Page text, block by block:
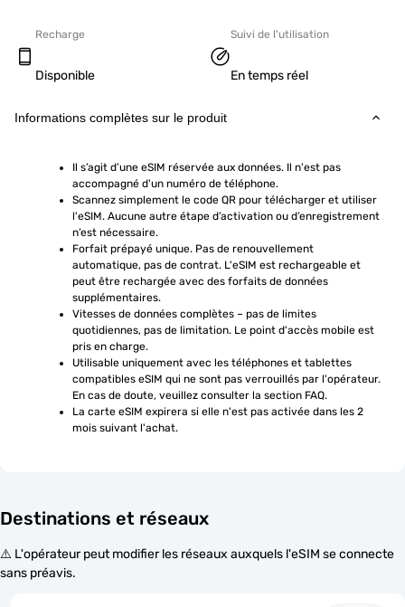
Recharge
Disponible
Suivi de l'utilisation
En temps réel
Informations complètes sur le produit
Il s’agit d’une eSIM réservée aux données. Il n'est pas
accompagné d'un numéro de téléphone.
Scannez simplement le code QR pour télécharger et utiliser
l'eSIM. Aucune autre étape d’activation ou d’enregistrement
n’est nécessaire.
Forfait prépayé unique. Pas de renouvellement
automatique, pas de contrat. L'eSIM est rechargeable et
peut être rechargée avec des forfaits de données
supplémentaires.
Vitesses de données complètes – pas de limites
quotidiennes, pas de limitation. Le point d'accès mobile est
pris en charge.
Utilisable uniquement avec les téléphones et tablettes
compatibles eSIM qui ne sont pas verrouillés par l'opérateur.
En cas de doute, veuillez consulter la section FAQ.
La carte eSIM expirera si elle n'est pas activée dans les 2
mois suivant l'achat.
Destinations et réseaux
⚠️ L'opérateur peut modifier les réseaux auxquels l'eSIM se connecte
sans préavis.